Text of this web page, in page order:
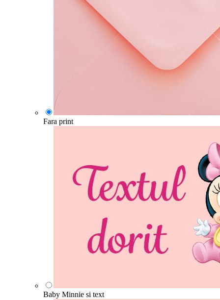
Fara print
Baby Minnie si text